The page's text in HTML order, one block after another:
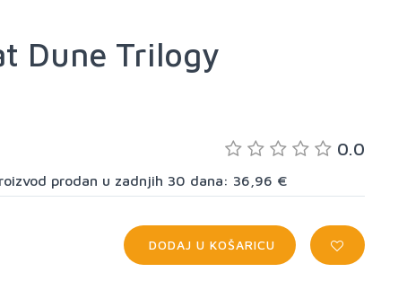
Dune Trilogy
0.0
prodan u zadnjih 30 dana: 36,96 €
DODAJ U KOŠARICU